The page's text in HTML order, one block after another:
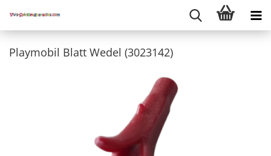
Playmobil Blatt Wedel (3023142)